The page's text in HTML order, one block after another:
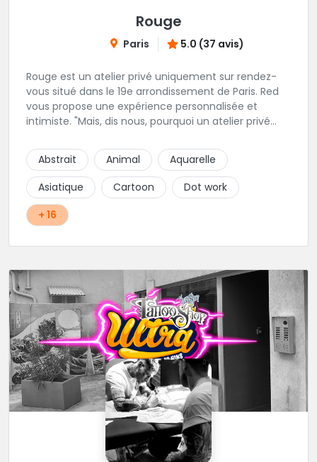
Rouge
Paris 5.0 (37 avis)
Rouge est un atelier privé uniquement sur rendez-
vous situé dans le 19e arrondissement de Paris. Red
vous propose une expérience personnalisée et
intimiste. "Mais, dis nous, pourquoi un atelier privé
qualité de service à tous les tatoué(e)s. L'intérêt est
de prendre son temps, faire les bons choix, et
toujours se donner à 1000 %. Sans oublier, une
hygiène irréprochable. La bonne humeur, l'échange,
le respect, faire un travail personnalisé et toujours de
qualité, sont les mots d'ordre dans cet atelier. " Si
Abstrait Animal
Aquarelle
Asiatique
Cartoon
Dot work
+ 16